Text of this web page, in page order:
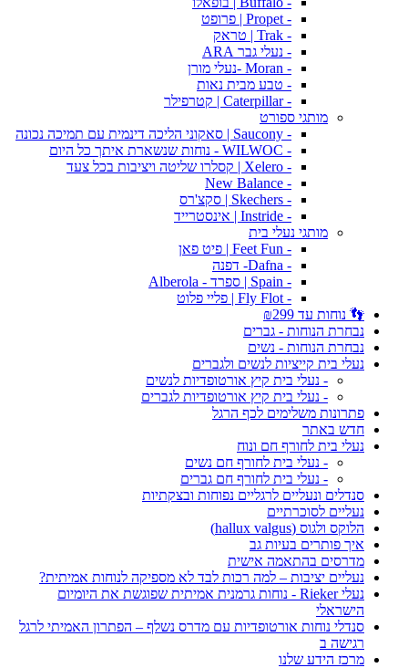
- Propet | פרופט
- Trak | טראק
- נעלי גבר ARA
- Moran -נעלי מורן
- טבע מבית נאות
- Caterpillar | קטרפילר
מותגי ספורט
- Saucony | סאקוני הליכה דינמית עם תמיכה נכונה
- WILWOC - נוחות שנשארת איתך כל היום
- Xelero | קסלרו שליטה ויציבות בכל צעד
- New Balance
- Skechers | סקצ'רס
- Instride | אינסטרייד
מותגי נעלי בית
- Feet Fun | פיט פאן
- Dafna- דפנה
- Spain | ספרד - Alberola
- Fly Flot | פליי פלוט
👣 נוחות עד ₪299
נבחרת הנוחות - גברים
נבחרת הנוחות - נשים
נעלי בית קייציות לנשים ולגברים
- נעלי בית קיץ אורטופדיות לנשים
- נעלי בית קיץ אורטופדיות לגברים
פתרונות משלימים לכף הרגל
חדש באתר
נעלי בית לחורף חם ונוח
- נעלי בית לחורף חם נשים
- נעלי בית לחורף חם גברים
סנדלים ונעליים לרגליים נפוחות ובצקתיות
נעליים לסוכרתיים
הלוקס ולגוס (hallux valgus)
איך פותרים בעיות גב
מדרסים בהתאמה אישית
נעליים יציבות – למה רכות לבד לא מספיקה לנוחות אמיתית?
נעלי Rieker - נוחות גרמנית אמיתית שפוגשת את היומיום
הישראלי
סנדלי נוחות אורטופדיות עם מדרס נשלף – הפתרון האמיתי לרגל
רגישה ב
מרכז הידע שלנו